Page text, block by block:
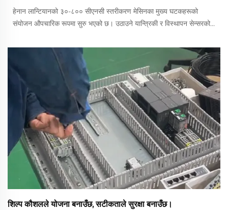
हेनान लान्टियानको ३०-८०० सीएनसी स्तरीकरण मेसिनका मुख्य घटकहरूको
संयोजन औपचारिक रूपमा सुरु भएको छ। उठाउने यान्त्रिकी र विस्थापन सेन्सरको
बनाएको छ। उठाउने यान्त्रिकी...
शिल्प कौशलले योजना बनाउँछ, सटीकताले सुरक्षा बनाउँछ।